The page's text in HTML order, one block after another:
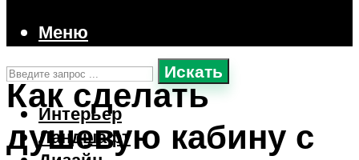
Искать
Интерьер
Ландшафт
Меню
Как сделать
душевую кабину с